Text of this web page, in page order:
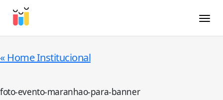
« Home Institucional
foto-evento-maranhao-para-banner